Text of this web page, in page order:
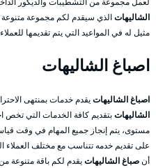
الشاليهاتالذي سيقدم لكم مجموعة
مثيل له في المواعيد التي يتم تقديمها
اصباغ الشاليهات
اصباغ الشاليهاتيقدم خدمات بمنتهى
الشاليهاتبتقديم كافة الخدمات التي
مستوى، يتم إنجاز جميع المهام في وقت
على تقديم خدمه تتناسب مع مختلف العملاء
أنصباغ الشاليهاتيقدم لكم باقة متنوعة